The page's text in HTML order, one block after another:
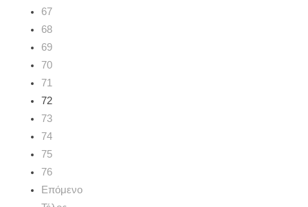
67
68
69
70
71
72
73
74
75
76
Επόμενο